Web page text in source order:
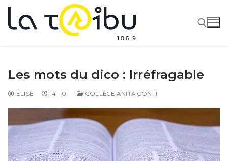
Les mots du dico : Irréfragable
ELISE 14 - 01 COLLÈGE ANITA CONTI